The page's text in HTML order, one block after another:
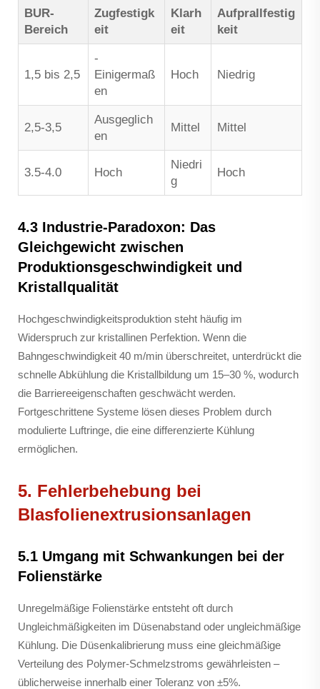
BUR-
Bereich
Zugfestigk
eit
Klarh
eit
Aufprallfestig
keit
1,5 bis 2,5
-
Einigermaß
en
Hoch Niedrig
2,5-3,5
Ausgeglich
en
Mittel Mittel
3.5-4.0 Hoch
Niedri
g
Hoch
4.3 Industrie-Paradoxon: Das
Gleichgewicht zwischen
Produktionsgeschwindigkeit und
Kristallqualität
Hochgeschwindigkeitsproduktion steht häufig im
Widerspruch zur kristallinen Perfektion. Wenn die
Bahngeschwindigkeit 40 m/min überschreitet, unterdrückt die
schnelle Abkühlung die Kristallbildung um 15–30 %, wodurch
die Barriereeigenschaften geschwächt werden.
Fortgeschrittene Systeme lösen dieses Problem durch
modulierte Luftringe, die eine differenzierte Kühlung
ermöglichen.
5. Fehlerbehebung bei
Blasfolienextrusionsanlagen
5.1 Umgang mit Schwankungen bei der
Folienstärke
Unregelmäßige Folienstärke entsteht oft durch
Ungleichmäßigkeiten im Düsenabstand oder ungleichmäßige
Kühlung. Die Düsenkalibrierung muss eine gleichmäßige
Verteilung des Polymer-Schmelzstroms gewährleisten –
üblicherweise innerhalb einer Toleranz von ±5%.